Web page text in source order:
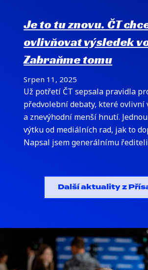
Je to tu znovu. ČT
ovlivňovat výsledek
Zabraňme tomu
Srpen 11, 2025
Už potřetí ČT sepsala pravidla
předvolební debaty, které ovlivní
a znevýhodní menší hnutí.
výtku od mediálních rad, jak to
Napsal jsem generálnímu
Další aktuality z